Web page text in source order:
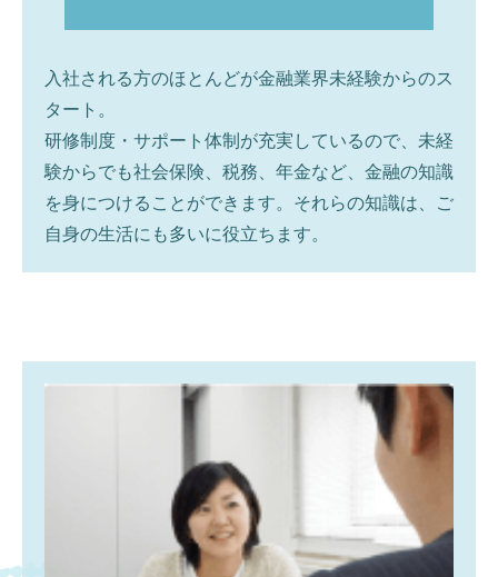
入社される方のほとんどが金融業界未経験からのス
タート。
研修制度・サポート体制が充実しているので、未経
験からでも社会保険、税務、年金など、金融の知識
を身につけることができます。それらの知識は、ご
自身の生活にも多いに役立ちます。